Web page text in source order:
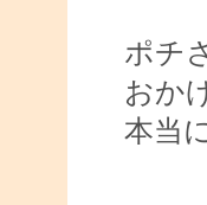
ポチ
おか
本当